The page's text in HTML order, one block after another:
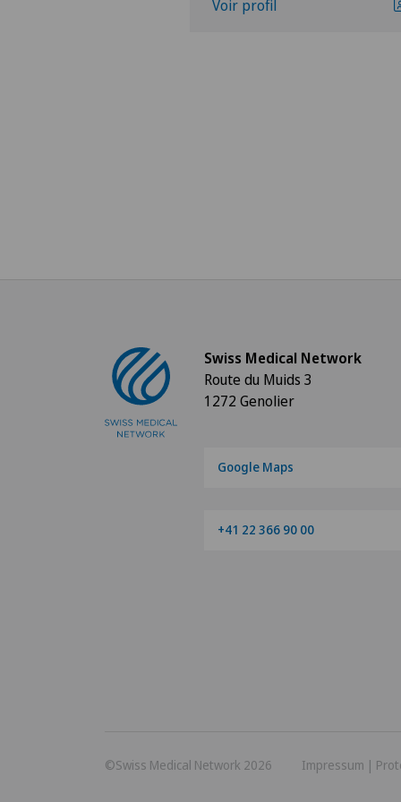
Voir profil
Swiss Medical Network
Route du Muids 3
1272 Genolier
Google Maps
+41 22 366 90 00
©Swiss Medical Network 2026 Impressum |